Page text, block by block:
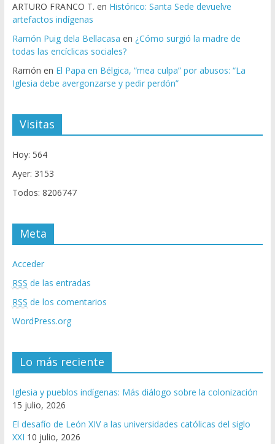
ARTURO FRANCO T. en Histórico: Santa Sede devuelve
artefactos indígenas
Ramón Puig dela Bellacasa en ¿Cómo surgió la madre de
todas las encíclicas sociales?
Ramón en El Papa en Bélgica, “mea culpa” por abusos: “La
Iglesia debe avergonzarse y pedir perdón”
Visitas
Hoy: 564
Ayer: 3153
Todos: 8206747
Meta
Acceder
RSS de las entradas
RSS de los comentarios
WordPress.org
Lo más reciente
Iglesia y pueblos indígenas: Más diálogo sobre la colonización
15 julio, 2026
El desafío de León XIV a las universidades católicas del siglo
XXI 10 julio, 2026